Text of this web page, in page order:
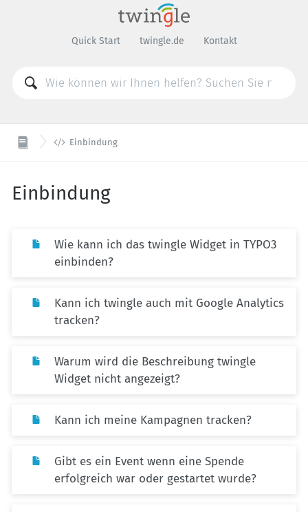
Quick Start twingle.de Kontakt
 Einbindung
Einbindung
Wie kann ich das twingle Widget in TYPO3
einbinden?
Kann ich twingle auch mit Google Analytics
tracken?
Warum wird die Beschreibung twingle
Widget nicht angezeigt?
Kann ich meine Kampagnen tracken?
Gibt es ein Event wenn eine Spende
erfolgreich war oder gestartet wurde?